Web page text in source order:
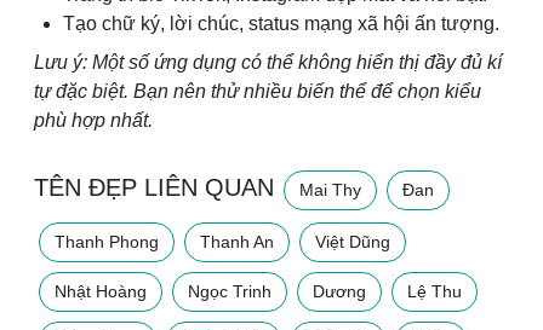
Tạo chữ ký, lời chúc, status mạng xã hội ấn tượng.
Lưu ý: Một số ứng dụng có thể không hiển thị đầy đủ kí
tự đặc biệt. Bạn nên thử nhiều biến thể để chọn kiểu
phù hợp nhất.
TÊN ĐẸP LIÊN QUAN Mai Thy Đan
Thanh Phong Thanh An Việt Dũng
Nhật Hoàng Ngọc Trinh Dương Lệ Thu